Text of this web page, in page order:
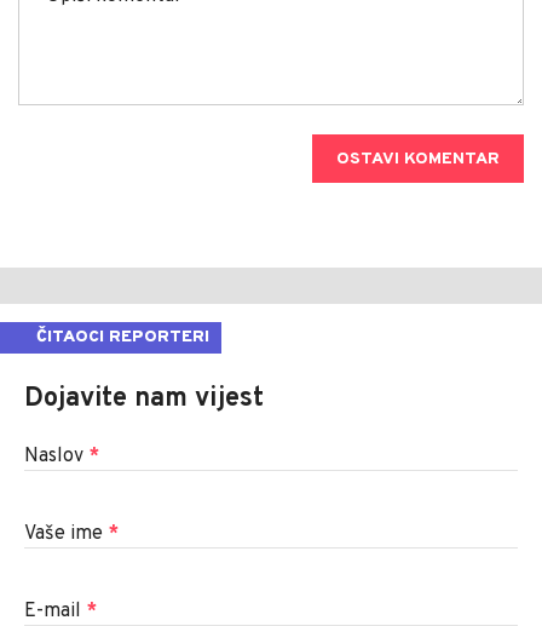
OSTAVI KOMENTAR
ČITAOCI REPORTERI
Dojavite nam vijest
Naslov *
Vaše ime *
E-mail *